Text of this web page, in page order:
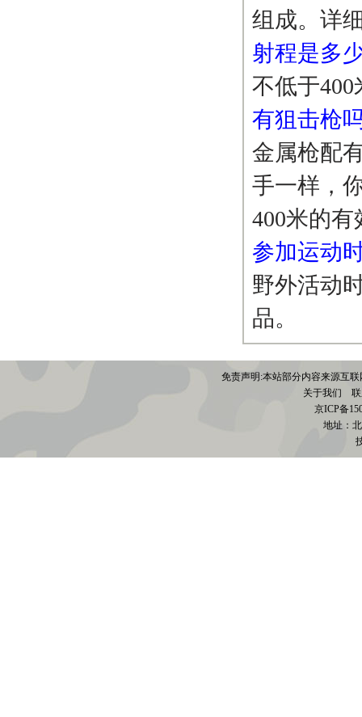
组成。详
射程是多
不低于400
有狙击枪
金属枪配
手一样，
400米的
参加运动
野外活动
品。
免责声明:本站部分内容来源互
关于我们
联
京ICP备
地址：